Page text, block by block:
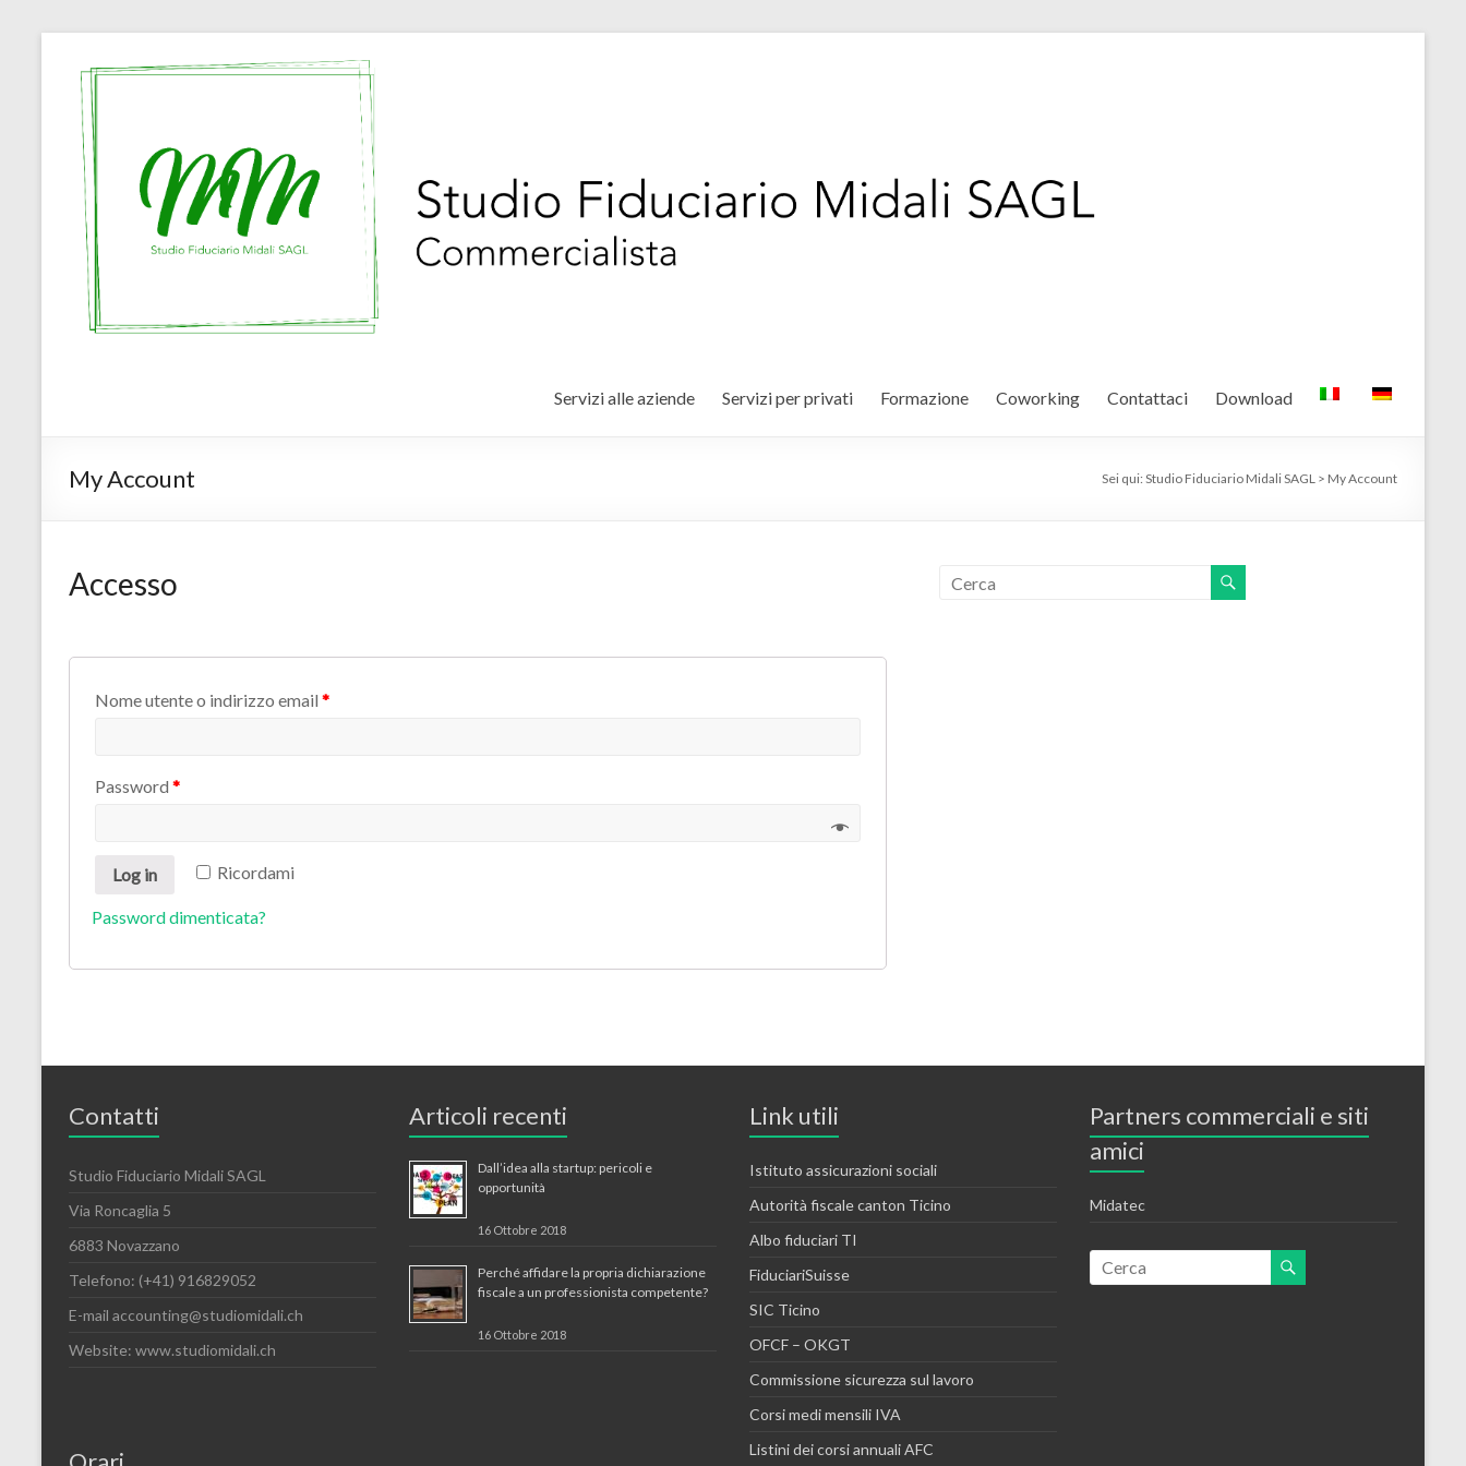
Servizi alle aziende Servizi per privati Formazione Coworking Contattaci Download
My Account Sei qui: Studio Fiduciario Midali SAGL > My Account
Accesso
Nome utente o indirizzo email *
Password *
Ricordami
Log in
Password dimenticata?
Contatti
Studio Fiduciario Midali SAGL
Via Roncaglia 5
6883 Novazzano
Telefono: (+41) 916829052
E-mail accounting@studiomidali.ch
Website: www.studiomidali.ch
Articoli recenti
Dall’idea alla startup: pericoli e
opportunità
16 Ottobre 2018
Perché affidare la propria dichiarazione
fiscale a un professionista competente?
16 Ottobre 2018
Link utili
Istituto assicurazioni sociali
Autorità fiscale canton Ticino
Albo fiduciari TI
FiduciariSuisse
SIC Ticino
OFCF – OKGT
Commissione sicurezza sul lavoro
Corsi medi mensili IVA
Listini dei corsi annuali AFC
Partners commerciali e siti
amici
Midatec